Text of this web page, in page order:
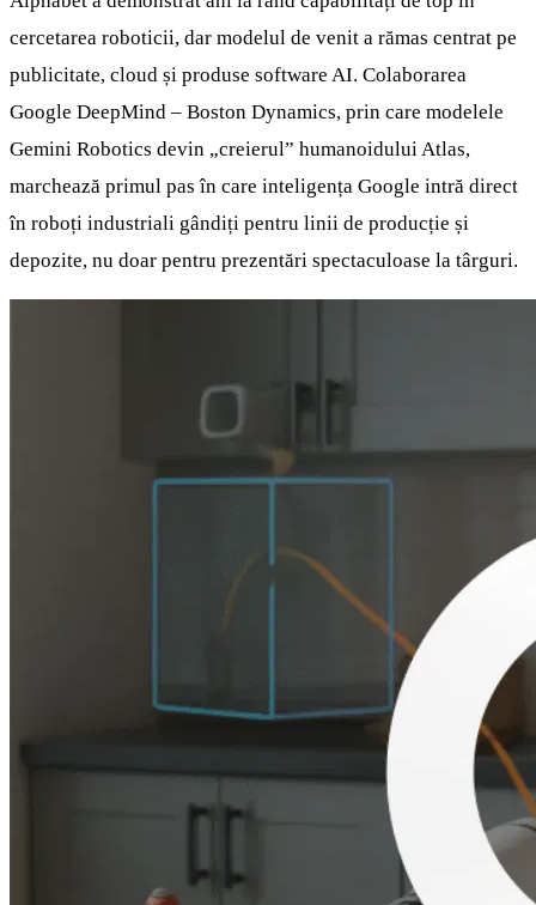
cercetarea roboticii, dar modelul de venit a rămas centrat pe
publicitate, cloud și produse software AI. Colaborarea
Google DeepMind – Boston Dynamics, prin care modelele
Gemini Robotics devin „creierul” humanoidului Atlas,
marchează primul pas în care inteligența Google intră direct
în roboți industriali gândiți pentru linii de producție și
depozite, nu doar pentru prezentări spectaculoase la târguri.